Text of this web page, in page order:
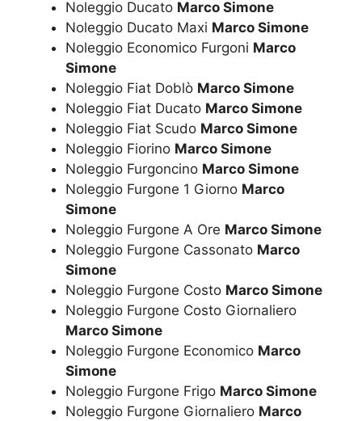
Noleggio Ducato Marco Simone
Noleggio Ducato Maxi Marco Simone
Noleggio Economico Furgoni Marco
Simone
Noleggio Fiat Doblò Marco Simone
Noleggio Fiat Ducato Marco Simone
Noleggio Fiat Scudo Marco Simone
Noleggio Fiorino Marco Simone
Noleggio Furgoncino Marco Simone
Noleggio Furgone 1 Giorno Marco
Simone
Noleggio Furgone A Ore Marco Simone
Noleggio Furgone Cassonato Marco
Simone
Noleggio Furgone Costo Marco Simone
Noleggio Furgone Costo Giornaliero
Marco Simone
Noleggio Furgone Economico Marco
Simone
Noleggio Furgone Frigo Marco Simone
Noleggio Furgone Giornaliero Marco